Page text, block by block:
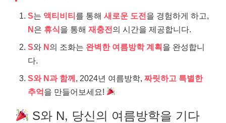
S는 액티비티를 통해 새로운 도전을 경험하게 하고,
N은 휴식을 통해 재충전 의 시간을 제공합니다.
S와 N의 조화는 완벽한 여름방학 계획을 완성합니
다.
S와 N과 함께
, 2024년 여름방학, 짜릿하고 특별한
추억을 만들어보세요!
S와 N, 당신의 여름방학을 기다